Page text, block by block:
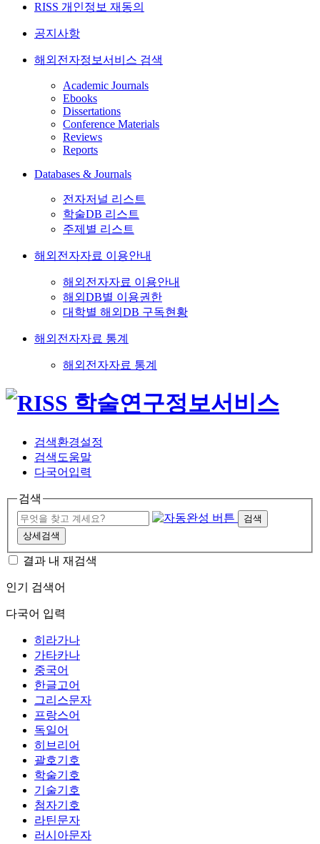
RISS 개인정보 재동의
공지사항
해외전자정보서비스 검색
Academic Journals
Ebooks
Dissertations
Conference Materials
Reviews
Reports
Databases & Journals
전자저널 리스트
학술DB 리스트
주제별 리스트
해외전자자료 이용안내
해외전자자료 이용안내
해외DB별 이용권한
대학별 해외DB 구독현황
해외전자자료 통계
해외전자자료 통계
검색환경설정
검색도움말
다국어입력
검색
검색
상세검색
결과 내 재검색
인기 검색어
다국어 입력
히라가나
가타카나
중국어
한글고어
그리스문자
프랑스어
독일어
히브리어
괄호기호
학술기호
기술기호
첨자기호
라틴문자
러시아문자